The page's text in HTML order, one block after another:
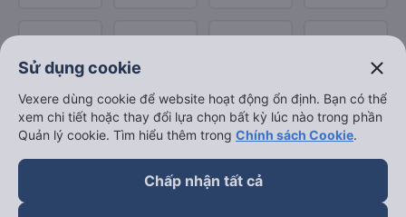
Sử dụng cookie close
Vexere dùng cookie để website hoạt động ổn định. Bạn có thể
xem chi tiết hoặc thay đổi lựa chọn bất kỳ lúc nào trong phần
Quản lý cookie. Tìm hiểu thêm trong Chính sách Cookie.
Chấp nhận tất cả